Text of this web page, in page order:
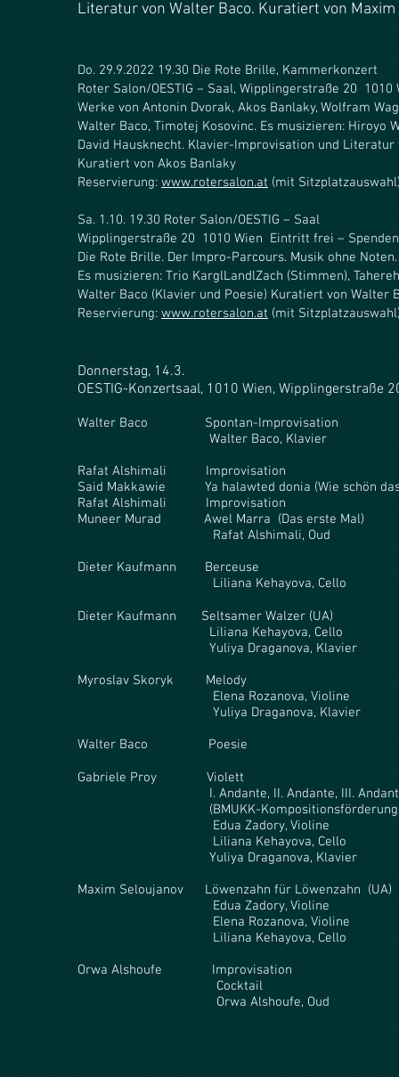
Literatur von Walter Baco. Kuratiert von
Do. 29.9.2022 19.30 Die Rote Brille, Kammerkonzert
Roter Salon/OESTIG – Saal, Wipplingerstraße 20
Werke von Antonin Dvorak, Akos Banlaky, Wolfram
Walter Baco, Timotej Kosovinc. Es musizieren: Hiroyo
David Hausknecht. Klavier-Improvisation und Literatur
Kuratiert von Akos Banlaky
Reservierung: www.rotersalon.at (mit
Sa. 1.10. 19.30 Roter Salon/OESTIG – Saal
Wipplingerstraße 20 1010 Wien Eintritt frei –
Die Rote Brille. Der Impro-Parcours. Musik ohne
Es musizieren: Trio KarglLandlZach (Stimmen),
Walter Baco (Klavier und Poesie) Kuratiert von Walter
Reservierung: www.rotersalon.at (mit
Donnerstag, 14.3.
OESTIG-Konzertsaal, 1010 Wien, Wipplingerstraße
Walter Baco Spontan-Improvisation
Walter Baco, Klavier
Rafat Alshimali Improvisation
Said Makkawie Ya halawted donia (Wie schön
Rafat Alshimali Improvisation
Muneer Murad Awel Marra (Das erste Mal)
Rafat Alshimali, Oud
Dieter Kaufmann Berceuse
Liliana Kehayova, Cello
Dieter Kaufmann Seltsamer Walzer (UA)
Liliana Kehayova, Cello
Yuliya Draganova, Klavier
Myroslav Skoryk Melody
Elena Rozanova, Violine
Yuliya Draganova, Klavier
Walter Baco Poesie
Gabriele Proy Violett
I. Andante, II. Andante, III. Andante, IV.
(BMUKK-Kompositionsförderung
Edua Zadory, Violine
Liliana Kehayova, Cello
Yuliya Draganova, Klavier
Maxim Seloujanov Löwenzahn für Löwenzahn (UA)
Edua Zadory, Violine
Elena Rozanova, Violine
Liliana Kehayova, Cello
Orwa Alshoufe Improvisation
Cocktail
Orwa Alshoufe, Oud